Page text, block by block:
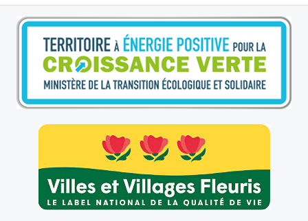
Le calendrier annuel
Liste et coordonnées des associations
TOURISME, PATRIMOINE
Fressin, ville d'histoire
L'église
Les panneaux du patrimoine
Le château